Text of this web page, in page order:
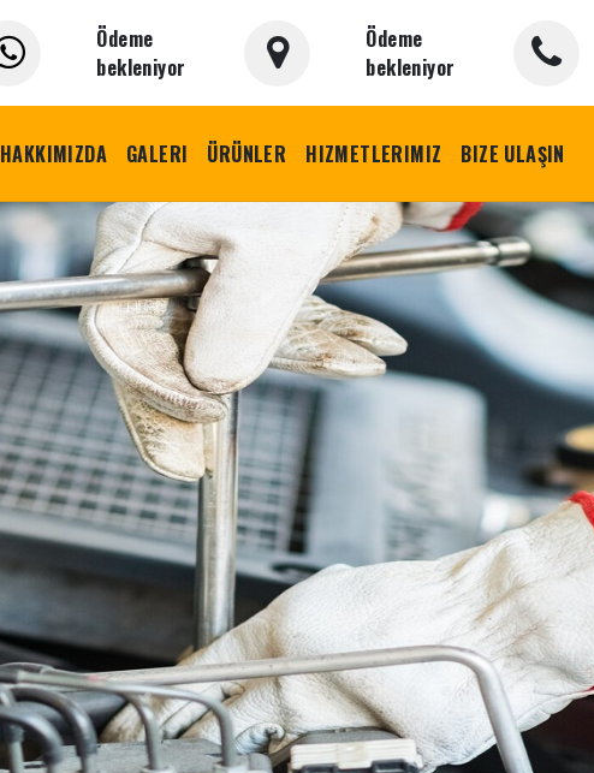
Ödeme
bekleniyor
Ödeme
bekleniyor
HAKKIMIZDA GALERI ÜRÜNLER HIZMETLERIMIZ BIZE ULAŞIN